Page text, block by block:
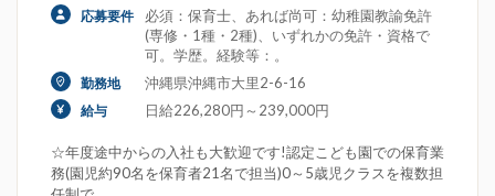
応募要件
必須：保育士、あれば尚可：幼稚園教諭免許
(専修・1種・2種)、いずれかの免許・資格で
可。学歴。経験等：。
勤務地 沖縄県沖縄市大里2-6-16
給与 日給226,280円～239,000円
☆年度途中からの入社も大歓迎です!認定こども園での保育業
務(園児約90名を保育者21名で担当)0～5歳児クラスを複数担